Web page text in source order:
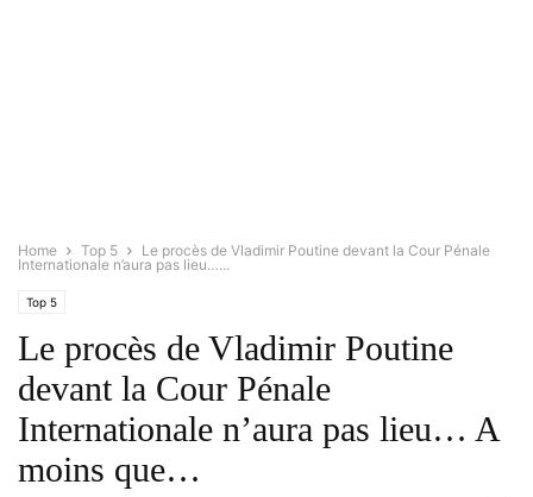
Home Top 5
Le procès de Vladimir Poutine devant la Cour Pénale
Internationale n’aura pas lieu…...
Top 5
Le procès de Vladimir Poutine
devant la Cour Pénale
Internationale n’aura pas lieu… A
moins que…